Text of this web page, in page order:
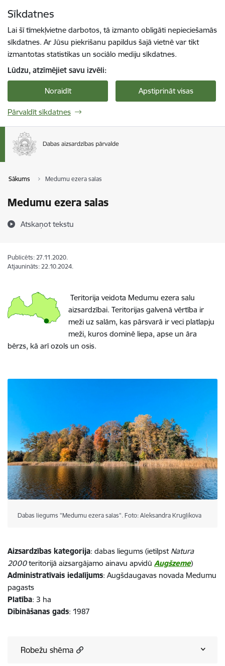
Sīkdatnes
Lai šī tīmekļvietne darbotos, tā izmanto obligāti nepieciešamās
sīkdatnes. Ar Jūsu piekrišanu papildus šajā vietnē var tikt
izmantotas statistikas un sociālo mediju sīkdatnes.
Lūdzu, atzīmējiet savu izvēli:
Noraidīt Apstiprināt visas
Pārvaldīt sīkdatnes
Sākums Medumu ezera salas
Medumu ezera salas
Atskaņot tekstu
Publicēts: 27.11.2020.
Atjaunināts: 22.10.2024.
Teritorija veidota Medumu ezera salu
aizsardzībai. Teritorijas galvenā vērtība ir
meži uz salām, kas pārsvarā ir veci platlapju
meži, kuros dominē liepa, apse un āra
bērzs, kā arī ozols un osis.
Dabas liegums "Medumu ezera salas". Foto: Aleksandra Krugļikova
Aizsardzības kategorija: dabas liegums (ietilpstNatura
2000teritorijā aizsargājamo ainavu apvidū Augšzeme)
Administratīvais iedalījums: Augšdaugavas novada Medumu
pagasts
Platība: 3 ha
Dibināšanas gads: 1987
Robežu shēma